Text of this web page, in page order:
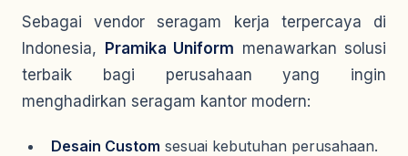
Sebagai vendor seragam kerja terpercaya di
Indonesia,
Pramika Uniform menawarkan solusi
terbaik bagi perusahaan yang ingin
menghadirkan seragam kantor modern:
Desain Custom sesuai kebutuhan perusahaan.